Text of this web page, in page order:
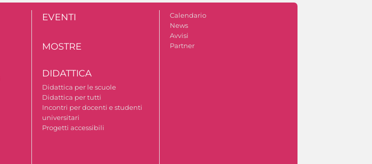
EVENTI
MOSTRE
DIDATTICA
Didattica per le scuole
Didattica per tutti
Incontri per docenti e studenti
universitari
Progetti accessibili
Calendario
News
Avvisi
Partner